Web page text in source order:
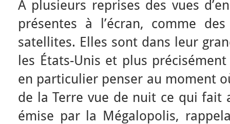
À plusieurs reprises des vues
présentes à l’écran, comme
satellites. Elles sont dans leur
les États-Unis et plus
en particulier penser au moment
de la Terre vue de nuit ce qui fait
émise par la Mégalopolis,